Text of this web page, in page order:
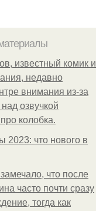
известный комик и
недавно
внимания из-за
озвучкой
колобка.
2023: что нового в
что после
часто почти сразу
тогда как